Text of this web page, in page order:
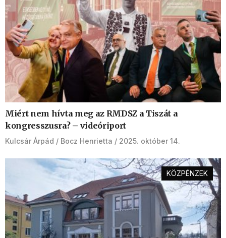
Miért nem hívta meg az RMDSZ a Tiszát a
kongresszusra? – videóriport
Kulcsár Árpád Bocz Henrietta 2025. október 14.
KÖZPÉNZEK